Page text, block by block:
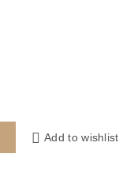
Add to wishlist